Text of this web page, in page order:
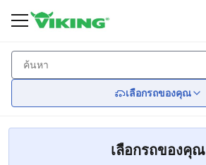
เลือกรถของคุณ
กลับ
กลับ
กลับ
ชุดแต่งรอบคัน
กลับ
กลับ
Car Seat Coversเลือกรถของคุณ